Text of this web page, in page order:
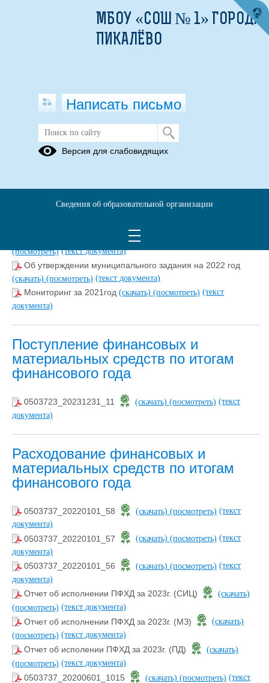
Объём образовательной
руководителей, их заместителей, гл. бухгалтеров за 2023 год
Информация о средней ЗП за 2022 год
(посмотреть) (текст документа)
Об утверждении муниципального задания на 2022 год
(скачать) (посмотреть) (текст документа)
Мониторинг за 2021год (скачать) (посмотреть) (текст
документа)
Поступление финансовых и
материальных средств по итогам
финансового года
0503723_20231231_11 (скачать) (посмотреть) (текст
документа)
Расходование финансовых и
материальных средств по итогам
финансового года
0503737_20220101_58 (скачать) (посмотреть) (текст
документа)
0503737_20220101_57 (скачать) (посмотреть) (текст
документа)
0503737_20220101_56 (скачать) (посмотреть) (текст
документа)
Отчет об исполнении ПФХД за 2023г. (СИЦ)
(скачать)
(посмотреть) (текст документа)
Отчет об исполнении ПФХД за 2023г. (МЗ)
(скачать)
(посмотреть) (текст документа)
Отчет об исполении ПФХД за 2023г. (ПД)
(скачать)
(посмотреть) (текст документа)
0503737_20200601_1015 (скачать) (посмотреть) (текст
МБОУ «СОШ № 1» ГОРОДА
ПИКАЛЁВО
Написать письмо
Версия для слабовидящих
Сведения об образовательной организации